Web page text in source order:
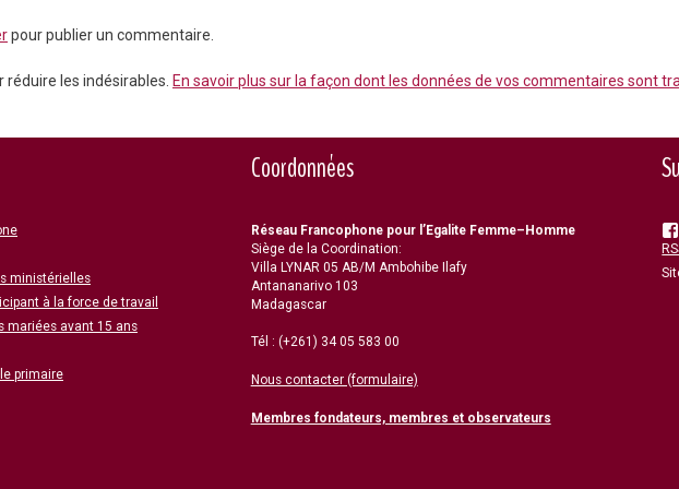
pour publier un commentaire.
réduire les indésirables. En savoir plus sur la façon dont les données de vos commentaires sont
ministérielles
à la force de travail
mariées avant 15 ans
primaire
Coordonnées
Réseau Francophone pour l’Egalite Femme–Homme
Siège de la Coordination:
Villa LYNAR 05 AB/M Ambohibe Ilafy
Antananarivo 103
Madagascar
Tél : (+261) 34 05 583 00
Nous contacter (formulaire)
Membres fondateurs, membres et observateurs